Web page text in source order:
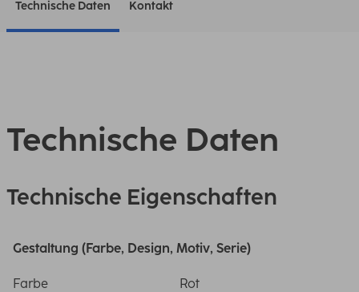
Technische Daten Kontakt
Technische Daten
Technische Eigenschaften
Gestaltung (Farbe, Design, Motiv, Serie)
Farbe Rot